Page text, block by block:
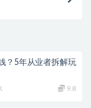
？5年从业者拆解玩
9.8